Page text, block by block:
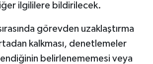
ilgililere bildirilecek.
görevden uzaklaştırma
kalkması, denetlemeler
belirlenememesi veya